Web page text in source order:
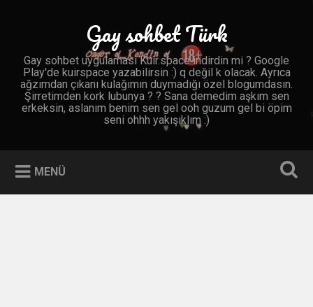
Gay sohbet Türk
Gay sohbet uygulaması Kuir.space indirdin mi ? Google
Play'de kuirspace yazabilirsin :) q değil k olacak. Ayrıca
ağzımdan çıkanı kulağımın duymadığı özel blogumdasın.
Şirretimden kork lubunya ? ? Sana demedim aşkım sen
erkeksin, aslanım benim sen gel ooh guzum gel bi öpim
seni ohhh yakışıklım :)
MENÜ